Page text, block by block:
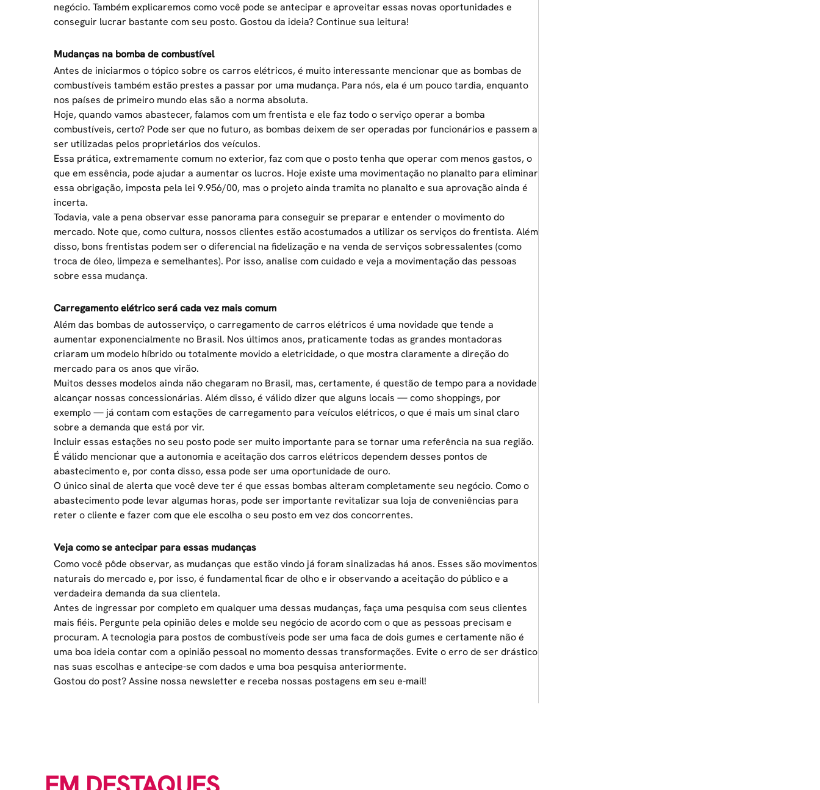
negócio. Também explicaremos como você pode se antecipar e aproveitar essas novas oportunidades e
conseguir lucrar bastante com seu posto. Gostou da ideia? Continue sua leitura!
Mudanças na bomba de combustível
Antes de iniciarmos o tópico sobre os carros elétricos, é muito interessante mencionar que as bombas de
combustíveis também estão prestes a passar por uma mudança. Para nós, ela é um pouco tardia, enquanto
nos países de primeiro mundo elas são a norma absoluta.
Hoje, quando vamos abastecer, falamos com um frentista e ele faz todo o serviço operar a bomba
combustíveis, certo? Pode ser que no futuro, as bombas deixem de ser operadas por funcionários e passem a
ser utilizadas pelos proprietários dos veículos.
Essa prática, extremamente comum no exterior, faz com que o posto tenha que operar com menos gastos, o
que em essência, pode ajudar a aumentar os lucros. Hoje existe uma movimentação no planalto para eliminar
essa obrigação, imposta pela lei 9.956/00, mas o projetoainda tramita no planalto e sua aprovação ainda é
incerta.
Todavia, vale a pena observar esse panorama para conseguir se preparar e entender o movimento do
mercado. Note que, como cultura, nossos clientes estão acostumados a utilizar os serviços do frentista. Além
disso, bons frentistas podem ser o diferencial na fidelização e na venda de serviços sobressalentes (como
troca de óleo, limpeza e semelhantes). Por isso, analise com cuidado e veja a movimentação das pessoas
sobre essa mudança.
Carregamento elétrico será cada vez mais comum
Além das bombas de autosserviço, o carregamento de carros elétricos é uma novidade que tende a
aumentar exponencialmente no Brasil. Nos últimos anos, praticamente todas as grandes montadoras
criaram um modelo híbrido ou totalmente movido a eletricidade, o que mostra claramente a direção do
mercado para os anos que virão.
Muitos desses modelos ainda não chegaram no Brasil, mas, certamente, é questão de tempo para a novidade
alcançar nossas concessionárias. Além disso, é válido dizer que alguns locais — como shoppings, por
exemplo — já contam com estações de carregamento para veículos elétricos, o que é mais um sinal claro
sobre a demanda que está por vir.
Incluir essas estações no seu posto pode ser muito importante para se tornar uma referência na sua região.
É válido mencionar que a autonomia e aceitação dos carros elétricos dependem desses pontos de
abastecimento e, por conta disso, essa pode ser uma oportunidade de ouro.
O único sinal de alerta que você deve ter é que essas bombas alteram completamente seu negócio. Como o
abastecimento pode levar algumas horas, pode ser importante revitalizar sua loja de conveniências para
reter o cliente e fazer com que ele escolha o seu posto em vez dos concorrentes.
Veja como se antecipar para essas mudanças
Como você pôde observar, as mudanças que estão vindo já foram sinalizadas há anos. Esses são movimentos
naturais do mercado e, por isso, é fundamental ficar de olho e ir observando a aceitação do público e a
verdadeira demanda da sua clientela.
Antes de ingressar por completo em qualquer uma dessas mudanças, faça uma pesquisa com seus clientes
mais fiéis. Pergunte pela opinião deles e molde seu negócio de acordo com o que as pessoas precisam e
procuram. A tecnologia para postos de combustíveis pode ser uma faca de dois gumes e certamente não é
uma boa ideia contar com a opinião pessoal no momento dessas transformações. Evite o erro de ser drástico
nas suas escolhas e antecipe-se com dados e uma boa pesquisa anteriormente.
Gostou do post? Assine nossa newsletter e receba nossas postagens em seu e-mail!